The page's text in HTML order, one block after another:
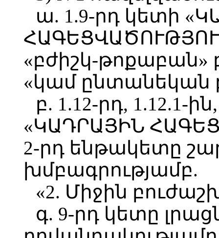
ա. 1.9-րդ կետի
«բժիշկ-թոքաբան»
«կամ ընտանեկան
բ. 1.12-րդ, 1.12.1-
«ԿԱԴՐԱՅԻՆ
2-րդ ենթակետը
խմբագրությամբ.
«2. Միջին
գ. 9-րդ կետը